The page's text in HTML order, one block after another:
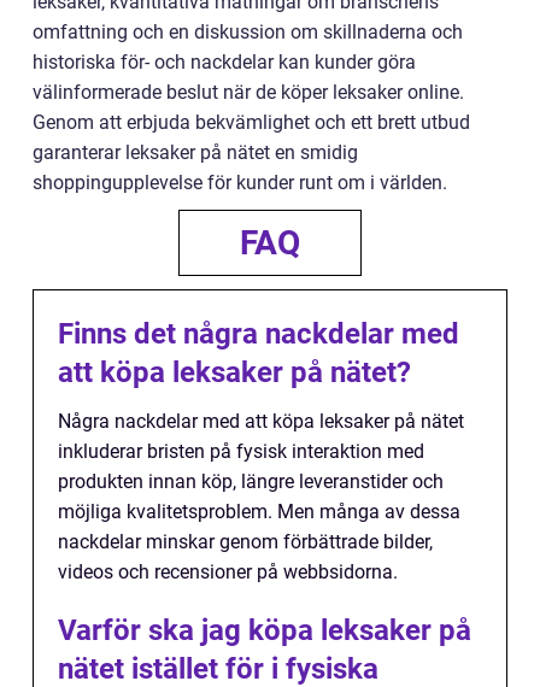
omfattning och en diskussion om skillnaderna och
historiska för- och nackdelar kan kunder göra
välinformerade beslut när de köper leksaker online.
Genom att erbjuda bekvämlighet och ett brett utbud
garanterar leksaker på nätet en smidig
shoppingupplevelse för kunder runt om i världen.
FAQ
Finns det några nackdelar med
att köpa leksaker på nätet?
Några nackdelar med att köpa leksaker på nätet
inkluderar bristen på fysisk interaktion med
produkten innan köp, längre leveranstider och
möjliga kvalitetsproblem. Men många av dessa
nackdelar minskar genom förbättrade bilder,
videos och recensioner på webbsidorna.
Varför ska jag köpa leksaker på
nätet istället för i fysiska